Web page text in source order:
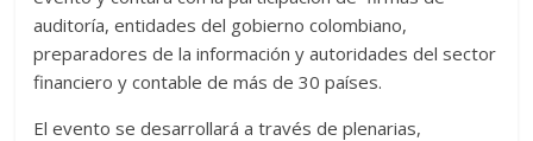
auditoría, entidades del gobierno colombiano,
preparadores de la información y autoridades del sector
financiero y contable de más de 30 países.
El evento se desarrollará a través de plenarias,